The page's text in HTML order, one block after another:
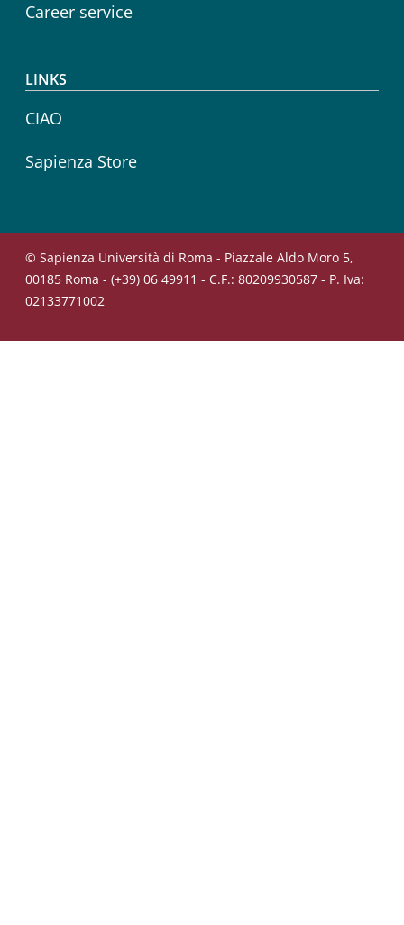
Career service
LINKS
CIAO
Sapienza Store
© Sapienza Università di Roma - Piazzale Aldo Moro 5,
00185 Roma - (+39) 06 49911 - C.F.: 80209930587 - P. Iva:
02133771002